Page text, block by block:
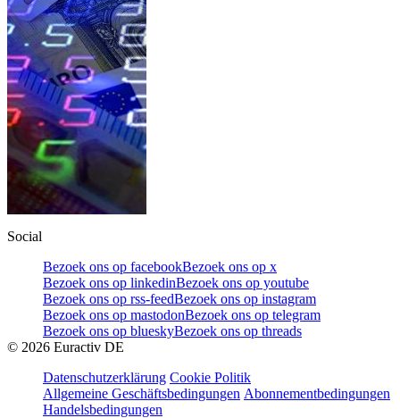
Social
Bezoek ons op facebookBezoek ons op x
Bezoek ons op linkedinBezoek ons op youtube
Bezoek ons op rss-feedBezoek ons op instagram
Bezoek ons op mastodonBezoek ons op telegram
Bezoek ons op blueskyBezoek ons op threads
© 2026 Euractiv DE
Datenschutzerklärung Cookie Politik
Allgemeine Geschäftsbedingungen Abonnementbedingungen
Handelsbedingungen